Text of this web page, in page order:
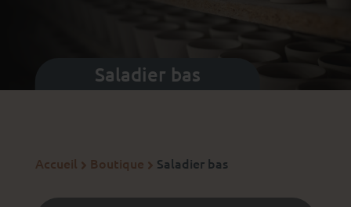
Saladier bas
Accueil  Boutique  Saladier bas